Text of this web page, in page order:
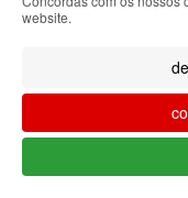
cookies that
website, facilitate
continuing to
these cookies.
Privacy and
preferences in
website.